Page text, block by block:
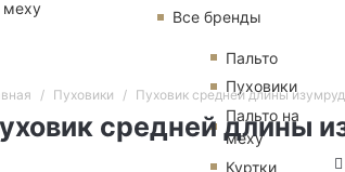
Все бренды
Пальто
Пуховики
Пальто на
меху
Куртки
меху
Пуховики Пуховик средней длины
средней длины